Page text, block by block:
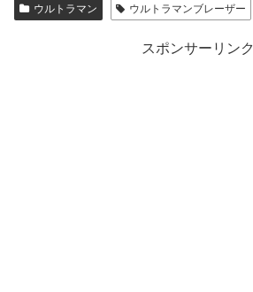
ウルトラマン ウルトラマンブレーザー
スポンサーリンク